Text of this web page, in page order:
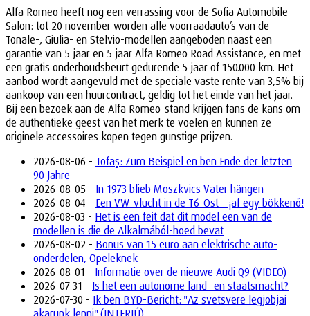
Alfa Romeo heeft nog een verrassing voor de Sofia Automobile
Salon: tot 20 november worden alle voorraadauto’s van de
Tonale-, Giulia- en Stelvio-modellen aangeboden naast een
garantie van 5 jaar en 5 jaar Alfa Romeo Road Assistance, en met
een gratis onderhoudsbeurt gedurende 5 jaar of 150.000 km. Het
aanbod wordt aangevuld met de speciale vaste rente van 3,5% bij
aankoop van een huurcontract, geldig tot het einde van het jaar.
Bij een bezoek aan de Alfa Romeo-stand krijgen fans de kans om
de authentieke geest van het merk te voelen en kunnen ze
originele accessoires kopen tegen gunstige prijzen.
2026-08-06 - Tofaş: Zum Beispiel en ben Ende der letzten
90 Jahre
2026-08-05 - In 1973 blieb Moszkvics Vater hängen
2026-08-04 - Een VW-vlucht in de T6-Ost – ¡af egy bökkenő!
2026-08-03 - Het is een feit dat dit model een van de
modellen is die de Alkalmából-hoed bevat
2026-08-02 - Bonus van 15 euro aan elektrische auto-
onderdelen, Opeleknek
2026-08-01 - Informatie over de nieuwe Audi Q9 (VIDEO)
2026-07-31 - Is het een autonome land- en staatsmacht?
2026-07-30 - Ik ben BYD-Bericht: "Az svetsvere legjobjai